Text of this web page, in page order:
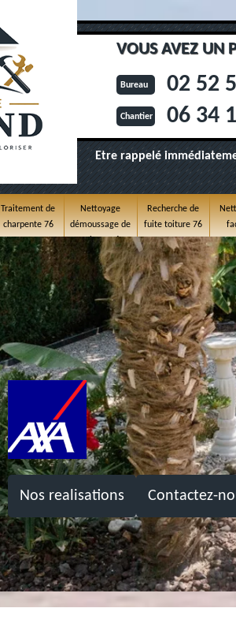
VOUS AVEZ UN
Bureau 02 52
Chantier 06 34
Etre rappelé
Traitement de
charpente 76
Nettoyage
démoussage de
toiture 76
Recherche de
fuite toiture 76
Nos realisations Contactez-